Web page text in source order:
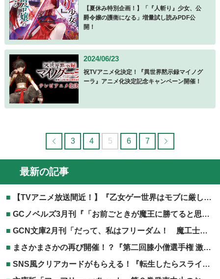
【夏休み特別企画！】「『人斬り』少女、公
爵令嬢の護衛になる」増量試し読みPDF公
開！
2024/06/23
祝TVアニメ化決定！『異世界黙示録マイノグ
ーラ』アニメ化決定記念キャンペーン開催！
3 4 5 6 7
最新の記事
【TVアニメ放送間近！】『乙女ゲー世界はモブに厳しい世界です』TVアニメ第2期放送記念フェア開催！
GCノベルズ3月刊『「お前ごときが魔王に勝てると思うな」と勇者パーティを追放されたので、王都で気ままに暮らしたい 8』電子書籍共通特典につきまして
GCN文庫2月刊「だって、私はフリーダム！ 魔工士フェイ、古代文明に挑みます 2」協力店特典につきまして
まさかまさかの再び開催！？『第二回膝小僧選手権 激突！TOブックス編』開催決定！
SNS風クリアカードがもらえる！『転生したらスライムだった件』劇場版第二弾公開記念フェア！